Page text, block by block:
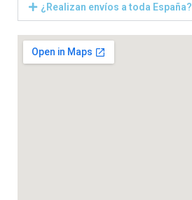
¿Realizan envíos a toda España?